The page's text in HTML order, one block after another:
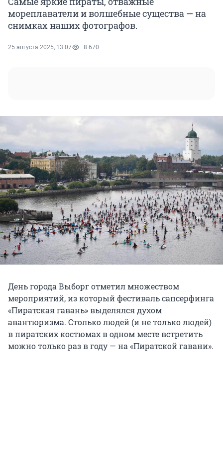
мореплаватели и волшебные существа — на
снимках наших фотографов.
25 августа 2025, 13:07 8 670
День города Выборг отметил множеством
мероприятий, из который фестиваль сапсерфинга
«Пиратская гавань» выделялся духом
авантюризма. Столько людей (и не только людей)
в пиратских костюмах в одном месте встретить
можно только раз в году — на «Пиратской гавани».